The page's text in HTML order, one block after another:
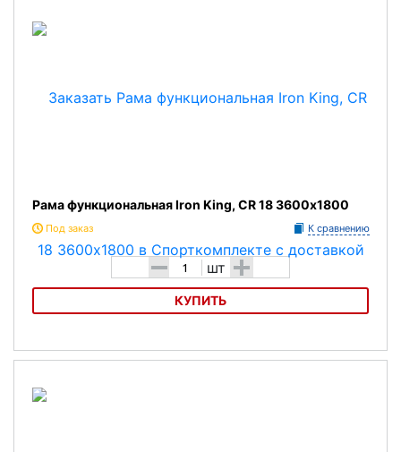
Рама функциональная Iron King, CR 18 3600х1800
Под заказ К сравнению
- шт +
КУПИТЬ
Рама функциональная Iron King, CR 18 3600х1800